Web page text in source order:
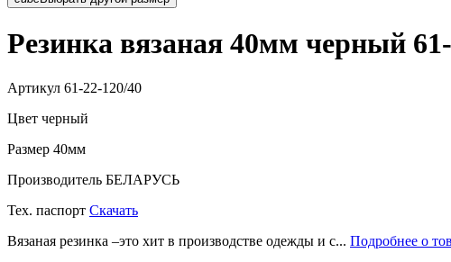
Резинка вязаная 40мм черный
Артикул 61-22-120/40
Цвет черный
Размер 40мм
Производитель БЕЛАРУСЬ
Тех. паспорт Скачать
Вязаная резинка –это хит в производстве одежды и с... Подробнее о